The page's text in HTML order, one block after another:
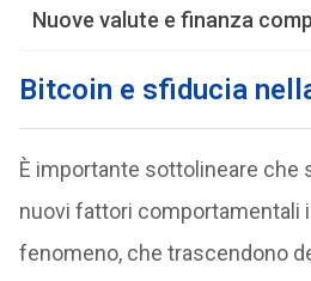
Nuove valute e finanza
Bitcoin e sfiducia
È importante sottolineare che
nuovi fattori comportamentali
fenomeno, che trascendono